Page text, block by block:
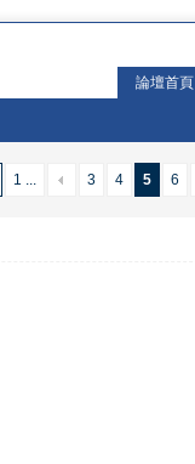
論壇首頁
1 ... 3 4 5 6